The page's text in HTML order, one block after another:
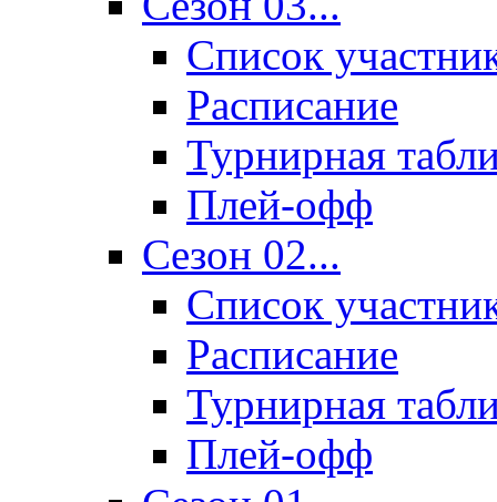
Список
Расписание
Турнирная
Плей-офф
Сезон 02...
Список
Расписание
Турнирная
Плей-офф